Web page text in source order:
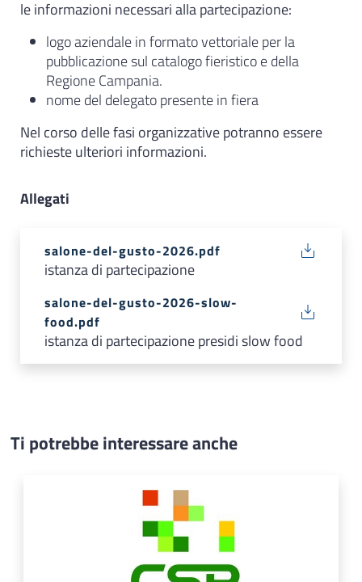
le informazioni necessari alla partecipazione:
logo aziendale in formato vettoriale per la
pubblicazione sul catalogo fieristico e della
Regione Campania.
nome del delegato presente in fiera
Nel corso delle fasi organizzative potranno essere
richieste ulteriori informazioni.
Allegati
salone-del-gusto-2026.pdf
istanza di partecipazione
salone-del-gusto-2026-slow-
food.pdf
istanza di partecipazione presidi slow food
Ti potrebbe interessare anche